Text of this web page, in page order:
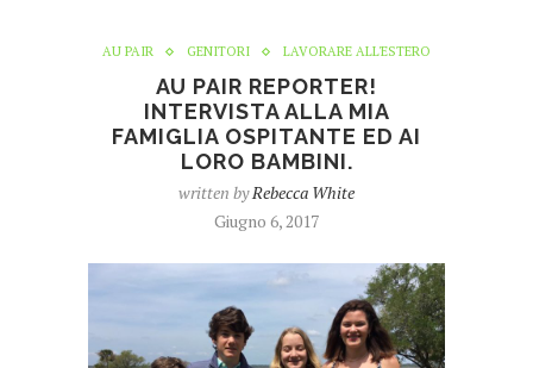
AU PAIR GENITORI LAVORARE ALL'ESTERO
AU PAIR REPORTER!
INTERVISTA ALLA MIA
FAMIGLIA OSPITANTE ED AI
LORO BAMBINI.
written byRebecca White
Giugno 6, 2017